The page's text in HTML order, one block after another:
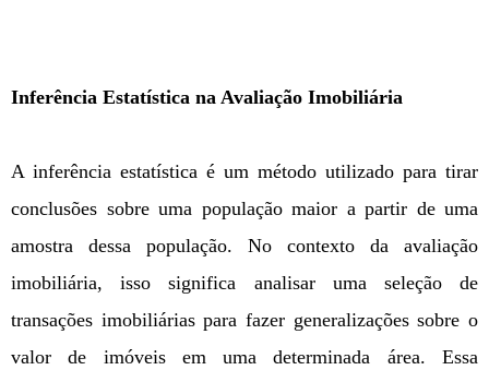
Inferência Estatística na Avaliação Imobiliária
A inferência estatística é um método utilizado para tirar
conclusões sobre uma população maior a partir de uma
amostra dessa população. No contexto da avaliação
imobiliária, isso significa analisar uma seleção de
transações imobiliárias para fazer generalizações sobre o
valor de imóveis em uma determinada área. Essa